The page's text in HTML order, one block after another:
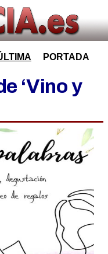
PORTADA
‘Vino y